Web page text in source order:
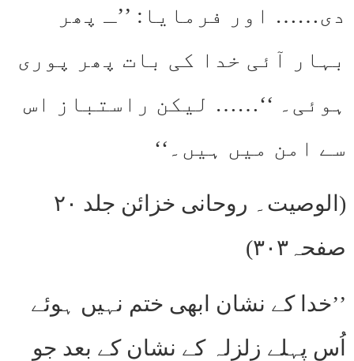
دی…… اور فرمایا: ’’ـ پھر
بہار آئی خدا کی بات پھر پوری
ہوئی۔ ‘‘…… لیکن راستباز اس
سے امن میں ہیں۔‘‘
(الوصیت۔ روحانی خزائن جلد ۲۰
صفحہ۳۰۳)
’’خدا کے نشان ابھی ختم نہیں ہوئے
اُس پہلے زلزلہ کے نشان کے بعد جو